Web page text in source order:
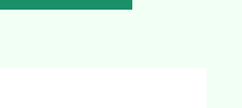
était :